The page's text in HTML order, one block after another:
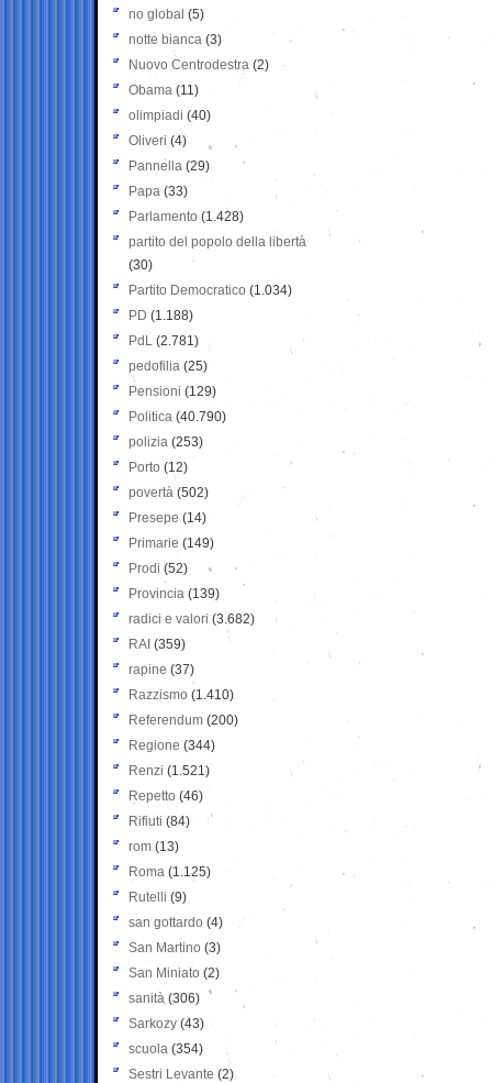
no global (5)
notte bianca (3)
Nuovo Centrodestra (2)
Obama (11)
olimpiadi (40)
Oliveri (4)
Pannella (29)
Papa (33)
Parlamento (1.428)
partito del popolo della libertà
(30)
Partito Democratico (1.034)
PD (1.188)
PdL (2.781)
pedofilia (25)
Pensioni (129)
Politica (40.790)
polizia (253)
Porto (12)
povertà (502)
Presepe (14)
Primarie (149)
Prodi (52)
Provincia (139)
radici e valori (3.682)
RAI (359)
rapine (37)
Razzismo (1.410)
Referendum (200)
Regione (344)
Renzi (1.521)
Repetto (46)
Rifiuti (84)
rom (13)
Roma (1.125)
Rutelli (9)
san gottardo (4)
San Martino (3)
San Miniato (2)
sanità (306)
Sarkozy (43)
scuola (354)
Sestri Levante (2)